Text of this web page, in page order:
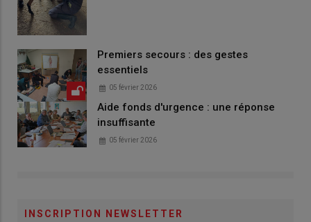
Premiers secours : des gestes
essentiels
05 février 2026
Aide fonds d'urgence : une réponse
insuffisante
05 février 2026
INSCRIPTION NEWSLETTER